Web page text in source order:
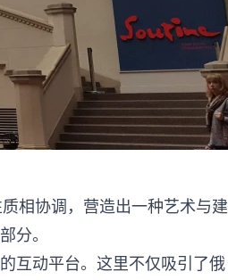
相协调，营造出一种艺术与建
分。
互动平台。这里不仅吸引了俄